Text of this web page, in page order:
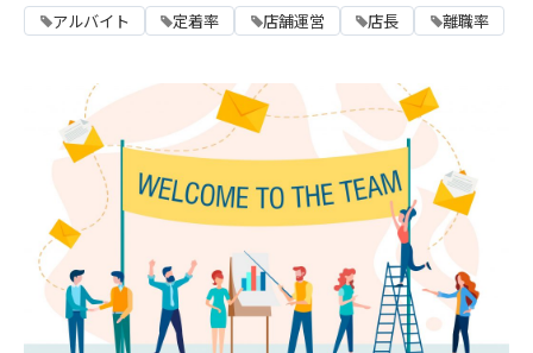
アルバイト 定着率 店舗運営 店長 離職率